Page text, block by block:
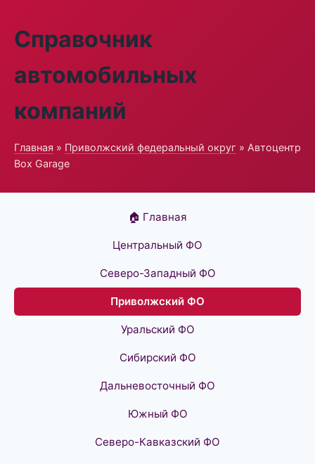
Справочник
автомобильных
компаний
Главная » Приволжский федеральный округ » Автоцентр
Box Garage
🏠 Главная
Центральный ФО
Северо-Западный ФО
Приволжский ФО
Уральский ФО
Сибирский ФО
Дальневосточный ФО
Южный ФО
Северо-Кавказский ФО